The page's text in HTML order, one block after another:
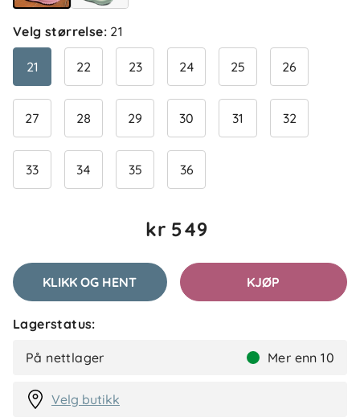
Velg størrelse: 21
21 22 23 24 25 26
27 28 29 30 31 32
33 34 35 36
kr 549
KLIKK OG HENT KJØP
Lagerstatus:
På nettlager Mer enn 10
Velg butikk